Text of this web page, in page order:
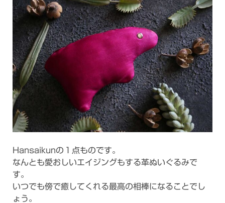
Hansaikunの１点ものです。
なんとも愛おしいエイジングもする革ぬいぐるみで
す。
いつでも傍で癒してくれる最高の相棒になることでし
ょう。